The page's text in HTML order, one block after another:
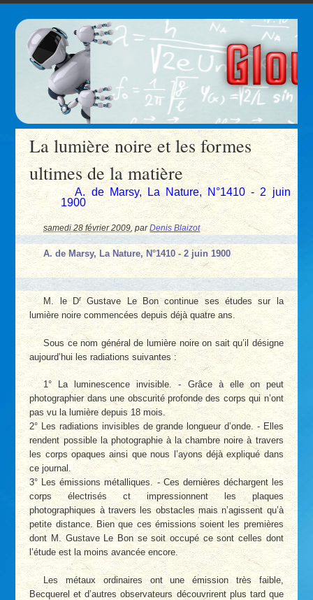
La lumière noire et les formes
ultimes de la matière
A. de Marsy, La Nature, N°1410 - 2 juin
1900
samedi 28 février 2009 ,parDenis Blaizot
A. de Marsy, La Nature, N°1410 - 2 juin 1900
M. le DrGustave Le Bon continue ses études sur la
lumière noire commencées depuis déjà quatre ans.
Sous ce nom général de lumière noire on sait qu’il désigne
aujourd’hui les radiations suivantes :
1° La luminescence invisible. - Grâce à elle on peut
photographier dans une obscurité profonde des corps qui n’ont
pas vu la lumière depuis 18 mois.
2° Les radiations invisibles de grande longueur d’onde. - Elles
rendent possible la photographie à la chambre noire à travers
les corps opaques ainsi que nous l’ayons déjà expliqué dans
ce journal.
3° Les émissions métalliques. - Ces dernières déchargent les
corps électrisés ct impressionnent les plaques
photographiques à travers les obstacles mais n’agissent qu’à
petite distance. Bien que ces émissions soient les premières
dont M. Gustave Le Bon se soit occupé ce sont celles dont
l’étude est la moins avancée encore.
Les métaux ordinaires ont une émission très faible,
Becquerel et d’autres observateurs découvrirent plus tard que